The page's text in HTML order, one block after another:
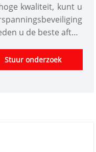
kwaliteit, kunt u
u de beste after-
SPD genoemd) is
spanning 380V
Stuur onderzoek